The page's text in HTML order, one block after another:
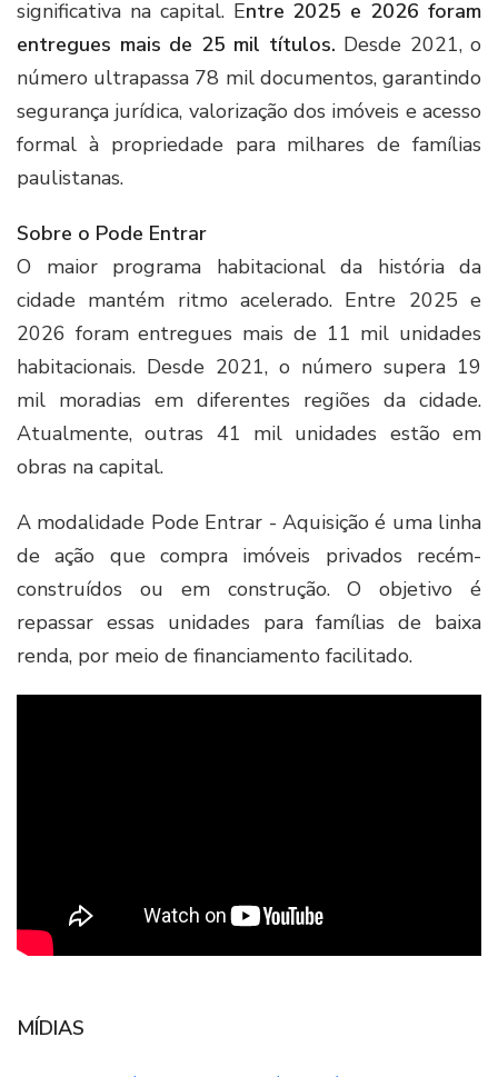
significativa na capital. Entre 2025 e 2026 foram
entregues mais de 25 mil títulos. Desde 2021, o
número ultrapassa 78 mil documentos, garantindo
segurança jurídica, valorização dos imóveis e acesso
formal à propriedade para milhares de famílias
paulistanas.
Sobre o Pode Entrar
O maior programa habitacional da história da
cidade mantém ritmo acelerado. Entre 2025 e
2026 foram entregues mais de 11 mil unidades
habitacionais. Desde 2021, o número supera 19
mil moradias em diferentes regiões da cidade.
Atualmente, outras 41 mil unidades estão em
obras na capital.
A modalidade Pode Entrar - Aquisição é uma linha
de ação que compra imóveis privados recém-
construídos ou em construção. O objetivo é
repassar essas unidades para famílias de baixa
renda, por meio de financiamento facilitado.
MÍDIAS